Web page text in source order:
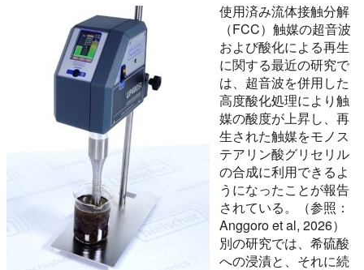
使用済み流体接触分解
（FCC）触媒の超音波
および酸化による再生
に関する最近の研究で
は、超音波を併用した
高度酸化処理により触
媒の酸度が上昇し、再
生された触媒をモノス
テアリン酸グリセリル
の合成に利用できるよ
うになったことが報告
されている。（参照：
Anggoro et al, 2026）
別の研究では、希硫酸
への浸漬と、それに続